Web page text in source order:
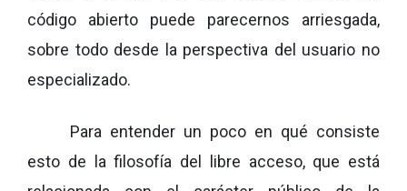
código abierto puede parecernos arriesgada,
sobre todo desde la perspectiva del usuario no
especializado.
Para entender un poco en qué consiste
esto de la filosofía del libre acceso, que está